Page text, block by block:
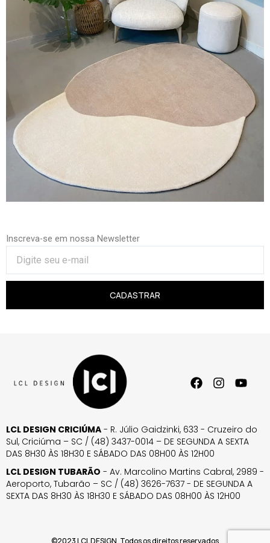
Inscreva-se em nossa Newsletter
CADASTRAR
LCL DESIGN CRICIÚMA - R. Júlio Gaidzinki, 633 - Cruzeiro do
Sul, Criciúma – SC / (48) 3437-0014 – DE SEGUNDA A SEXTA
DAS 8H30 ÀS 18H30 E SÁBADO DAS 08H00 ÀS 12H00
LCL DESIGN TUBARÃO - Av. Marcolino Martins Cabral, 2989 -
Aeroporto, Tubarão – SC / (48) 3626-7637 - DE SEGUNDA A
SEXTA DAS 8H30 ÀS 18H30 E SÁBADO DAS 08H00 ÀS 12H00